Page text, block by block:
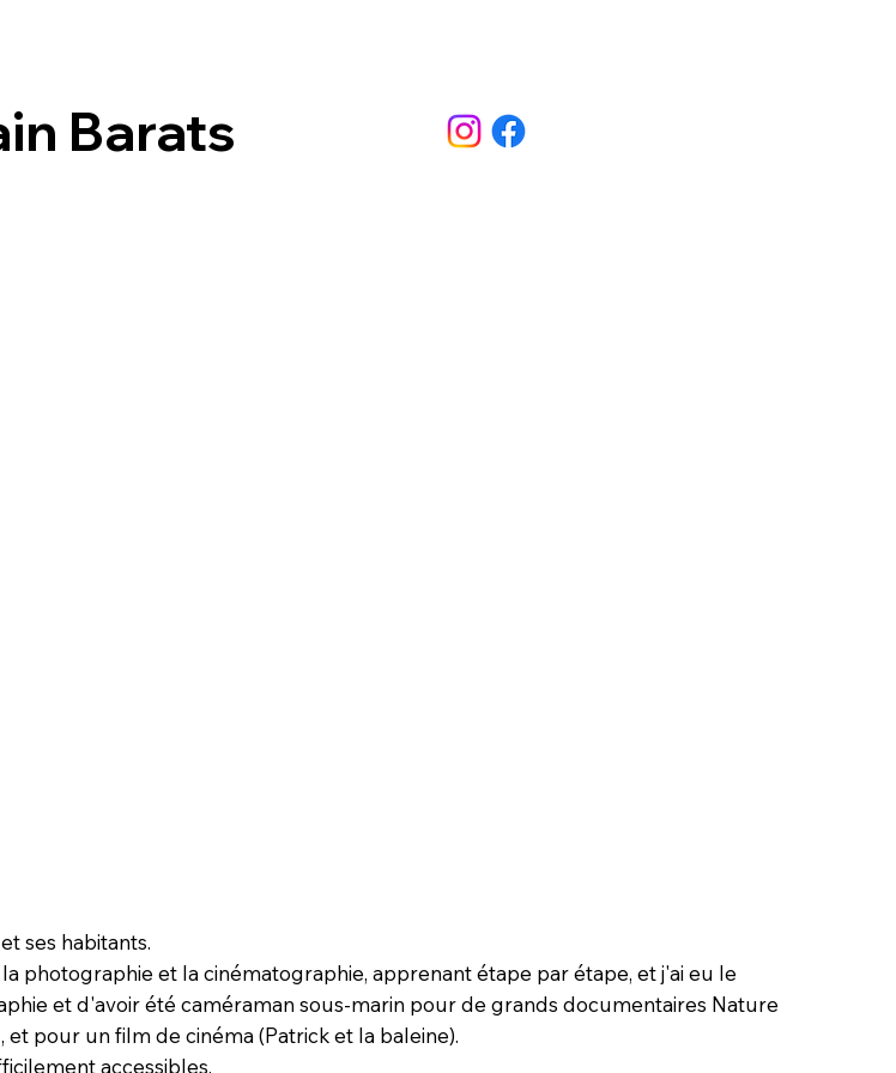
Barats
ses habitants.
photographie et la cinématographie, apprenant étape par étape, et j'ai eu le
et d'avoir été caméraman sous-marin pour de grands documentaires Nature
pour un film de cinéma (Patrick et la baleine).
accessibles.